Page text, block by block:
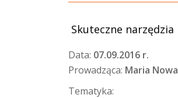
Skuteczne
Data: 07.09.2016 r.
Prowadząca: Maria
Tematyka: